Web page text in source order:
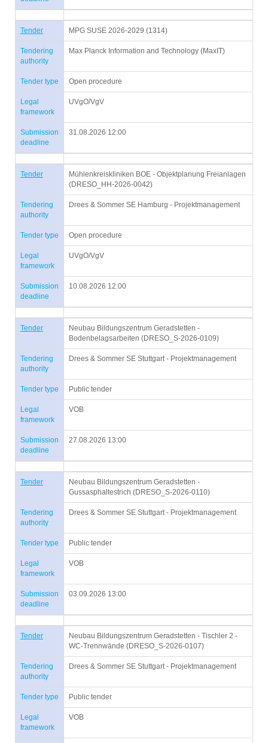
Tender MPG SUSE 2026-2029 (1314)
Tendering
authority
Max Planck Information and Technology (MaxIT)
Tender type Open procedure
Legal
framework
UVgO/VgV
Submission
deadline
31.08.2026 12:00
Tender
Mühlenkreiskliniken BOE - Objektplanung Freianlagen
(DRESO_HH-2026-0042)
Tendering
authority
Drees & Sommer SE Hamburg - Projektmanagement
Tender type Open procedure
Legal
framework
UVgO/VgV
Submission
deadline
10.08.2026 12:00
Tender
Neubau Bildungszentrum Geradstetten -
Bodenbelagsarbeiten (DRESO_S-2026-0109)
Tendering
authority
Drees & Sommer SE Stuttgart - Projektmanagement
Tender type Public tender
Legal
framework
VOB
Submission
deadline
27.08.2026 13:00
Tender
Neubau Bildungszentrum Geradstetten -
Gussasphaltestrich (DRESO_S-2026-0110)
Tendering
authority
Drees & Sommer SE Stuttgart - Projektmanagement
Tender type Public tender
Legal
framework
VOB
Submission
deadline
03.09.2026 13:00
Tender
Neubau Bildungszentrum Geradstetten - Tischler 2 -
WC-Trennwände (DRESO_S-2026-0107)
Tendering
authority
Drees & Sommer SE Stuttgart - Projektmanagement
Tender type Public tender
Legal
framework
VOB